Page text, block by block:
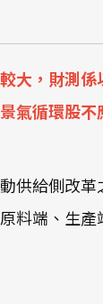
大，財測
氣循環股
供給側改
料端、生